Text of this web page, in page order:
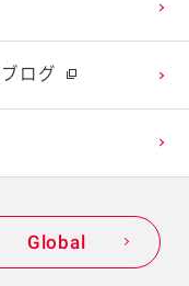
ログ
Global